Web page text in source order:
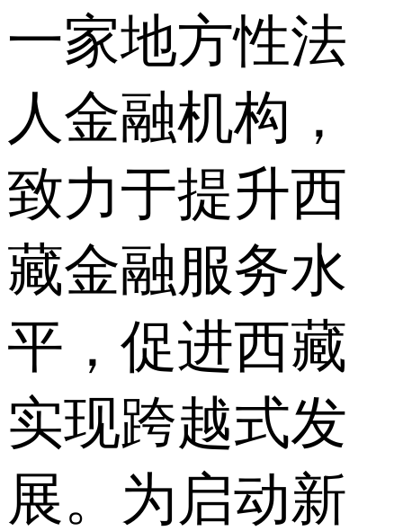
一家地方性法
人金融机构，
致力于提升西
藏金融服务水
平，促进西藏
实现跨越式发
展。为启动新